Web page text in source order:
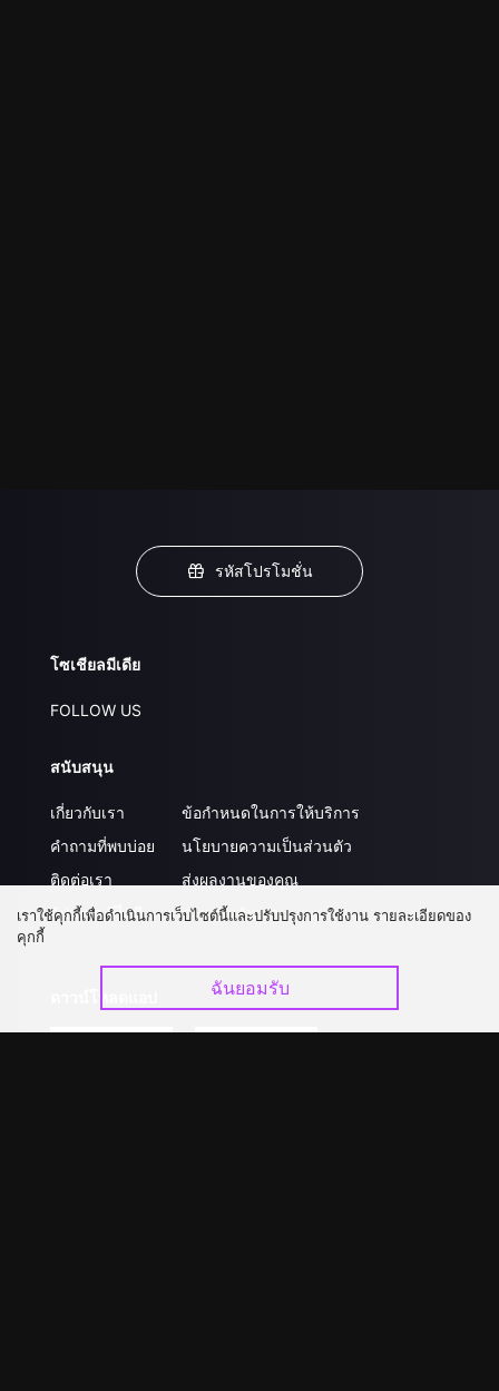
รหัสโปรโมชั่น
โซเชียลมีเดีย
FOLLOW US
สนับสนุน
เกี่ยวกับเรา
คำถามที่พบบ่อย
ติดต่อเรา
อัปเกรด วีไอพี
ข้อกำหนดในการให้บริการ
นโยบายความเป็นส่วนตัว
ส่งผลงานของคุณ
ร่วมงานกับเรา
เราใช้คุกกี้เพื่อดำเนินการเว็บไซต์นี้และปรับปรุงการใช้งาน รายละเอียดของ
คุกกี้
ฉันยอมรับ